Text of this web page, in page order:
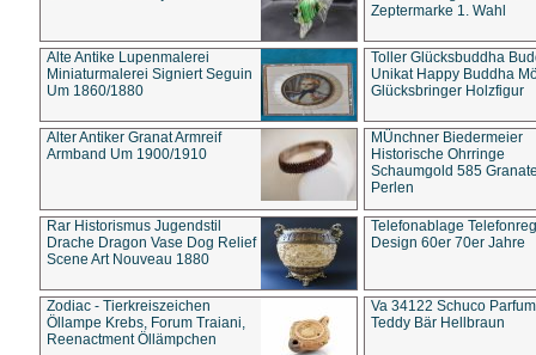
Zeptermarke 1. Wahl
Alte Antike Lupenmalerei
Miniaturmalerei Signiert Seguin
Um 1860/1880
Toller Glücksbuddha
Unikat Happy Buddha
Glücksbringer Holzfigur
Alter Antiker Granat Armreif
Armband Um 1900/1910
MÜnchner Biedermeier
Historische Ohrringe
Schaumgold 585
Perlen
Rar Historismus Jugendstil
Drache Dragon Vase Dog Relief
Scene Art Nouveau 1880
Telefonablage
Design 60er 70er Jahre
Zodiac - Tierkreiszeichen
Öllampe Krebs, Forum Traiani,
Reenactment Öllämpchen
Va 34122 Schuco
Teddy Bär Hellbraun